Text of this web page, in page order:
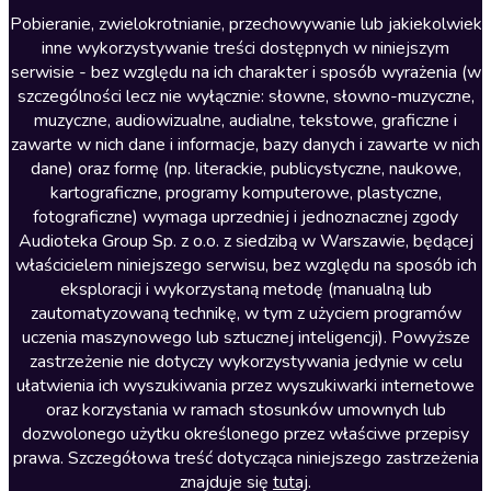
Literatura anglojęzyczna
Literatura faktu
Literatura obyczajowa
Literatura piękna obca
Literatura piękna polska
Nagrania relaksacyjne
Nauka języków
Nauki humanistyczne
Podcasty i audycje
Polityka
Prasa
Religia
Romans
Pobieranie, zwielokrotnianie, przechowywanie lub jakiekolwiek
inne wykorzystywanie treści dostępnych w niniejszym
serwisie - bez względu na ich charakter i sposób wyrażenia (w
szczególności lecz nie wyłącznie: słowne, słowno-muzyczne,
muzyczne, audiowizualne, audialne, tekstowe, graficzne i
zawarte w nich dane i informacje, bazy danych i zawarte w nich
dane) oraz formę (np. literackie, publicystyczne, naukowe,
kartograficzne, programy komputerowe, plastyczne,
fotograficzne) wymaga uprzedniej i jednoznacznej zgody
Audioteka Group Sp. z o.o. z siedzibą w Warszawie, będącej
właścicielem niniejszego serwisu, bez względu na sposób ich
eksploracji i wykorzystaną metodę (manualną lub
zautomatyzowaną technikę, w tym z użyciem programów
uczenia maszynowego lub sztucznej inteligencji). Powyższe
zastrzeżenie nie dotyczy wykorzystywania jedynie w celu
ułatwienia ich wyszukiwania przez wyszukiwarki internetowe
oraz korzystania w ramach stosunków umownych lub
dozwolonego użytku określonego przez właściwe przepisy
prawa. Szczegółowa treść dotycząca niniejszego zastrzeżenia
znajduje się tutaj.